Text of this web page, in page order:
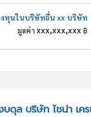
ทุนในบริษัทอื่น xx บริษัท
มูลค่าxxx,xxx,xxx ฿
ดุล บริษัท ไชน่า เค